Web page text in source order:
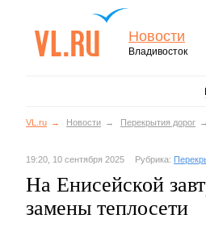
Новости
Владивосток
VL.ru Новости Перекрытия дорог
19:20, 10 сентября 2025 Рубрика:
На Енисейской
замены теплосети